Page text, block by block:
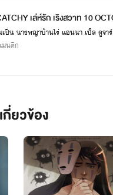
ทายคนตรงหน้าความเหี้ย
เขาต้องการอะไรจากเธอ
อะไรมาออกคำสั่งฉันไม่ทร
เล่ห์รัก เริงสวาท 10
มาดามเปิ่น นางพญาบ้านไร่ แอนนา เ
มนติก
กี่ยวข้อง